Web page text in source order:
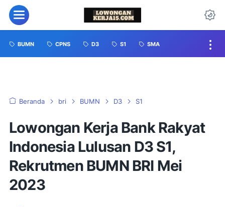
BUMN CPNS D3 S1 SMA
Beranda bri BUMN D3 S1
Lowongan Kerja Bank Rakyat
Indonesia Lulusan D3 S1,
Rekrutmen BUMN BRI Mei
2023